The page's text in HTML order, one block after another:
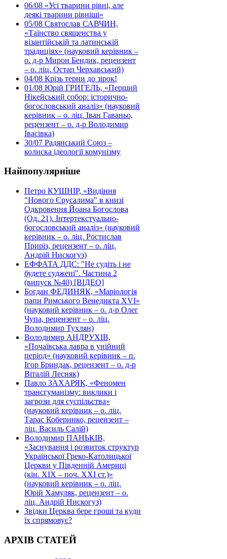
06/08 «Усі тварини рівні, але
деякі тварини рівніші»
05/08 Святослав САВЧИН,
«Таїнство священства у
візантійській та латинській
традиціях» (науковий керівник –
о. д-р Мирон Бендик, рецензент
– о. ліц. Остап Черхавський)
04/08 Крізь терни до зірок!
01/08 Юрій ГРИГЕЛЬ, «Перший
Нікейський собор: історично-
богословський аналіз» (науковий
керівник – о. ліц. Іван Гаваньо,
рецензент – о. д-р Володимир
Івасівка)
30/07 Радянський Союз –
колиска ідеології комунізму
Найпопулярніше
Петро КУШНІР, «Видіння
"Нового Єрусалима" в книзі
Одкровення Йоана Богослова
(Од. 21). Інтертекстуально-
богословський аналіз» (науковий
керівник – о. ліц. Ростислав
Приріз, рецензент – о. ліц.
Андрій Нискогуз)
ЕФФАТА ДДС: "Не судіть і не
будете суджені". Частина 2
(випуск №40) [ВІДЕО]
Богдан ФЕДИНЯК, «Маріологія
папи Римського Венедикта XVI»
(науковий керівник – о. д-р Олег
Чупа, рецензент – о. ліц.
Володимир Тухлян)
Володимир АНДРУХІВ,
«Почаївська лавра в унійний
період» (науковий керівник – п.
Ігор Бриндак, рецензент – о. д-р
Віталій Лесняк)
Павло ЗАХАРЯК, «Феномен
трансгуманізму: виклики і
загрози для суспільства»
(науковий керівник – о. ліц.
Тарас Коберинко, рецензент –
ліц. Василь Салій)
Володимир ПАНЬКІВ,
«Заснування і розвиток структур
Української Греко-Католицької
Церкви у Південній Америці
(кін. ХІХ – поч. ХХІ ст.)»
(науковий керівник – о. ліц.
Юрій Хамуляк, рецензент – о.
ліц. Андрій Нискогуз)
Звідки Церква бере гроші та куди
їх спрямовує?
АРХІВ СТАТЕЙ